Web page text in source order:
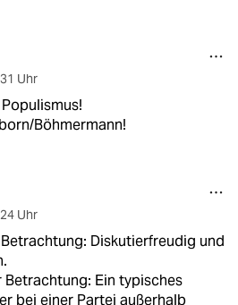
Uhr
Böhmermann!
Uhr
Diskutierfreudig und
Betrachtung: Ein typisches
bei einer Partei außerhalb